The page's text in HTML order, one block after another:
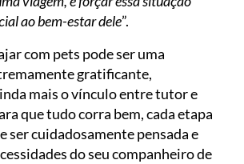
ao bem-estar dele”.
com pets pode ser uma
gratificante,
mais o vínculo entre tutor e
que tudo corra bem, cada etapa
ser cuidadosamente pensada e
do seu companheiro de